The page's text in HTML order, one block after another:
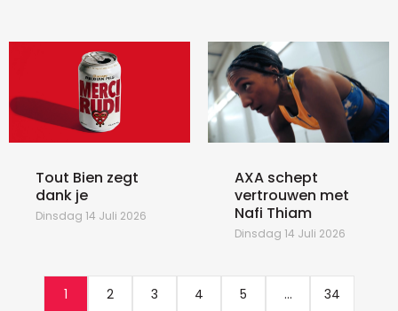
Tout Bien zegt
dank je
Dinsdag 14 Juli 2026
AXA schept
vertrouwen met
Nafi Thiam
Dinsdag 14 Juli 2026
1 2 3 4 5 ... 34